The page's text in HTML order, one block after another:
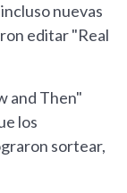
nuevas
editar "Real
and Then"
los
sortear,